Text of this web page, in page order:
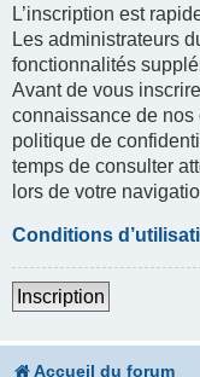
L’inscription est
Les administrateurs
fonctionnalités
Avant de vous
connaissance de nos
politique de
temps de consulter
lors de votre
Conditions
Inscription
Accueil du forum